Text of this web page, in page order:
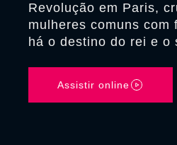
Revolução em Paris,
mulheres comuns
há o destino do rei e o
Assistir online